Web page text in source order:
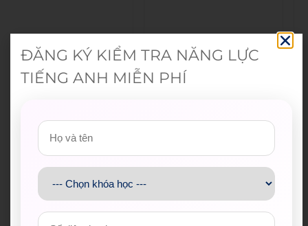
ĐĂNG KÝ KIỂM TRA NĂNG LỰC
TIẾNG ANH MIỄN PHÍ